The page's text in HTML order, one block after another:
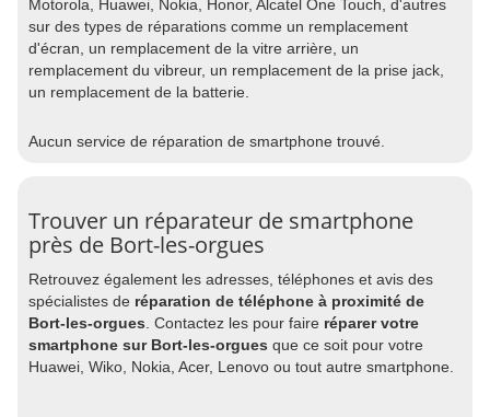
Motorola, Huawei, Nokia, Honor, Alcatel One Touch, d'autres
sur des types de réparations comme un remplacement
d'écran, un remplacement de la vitre arrière, un
remplacement du vibreur, un remplacement de la prise jack,
un remplacement de la batterie.
Aucun service de réparation de smartphone trouvé.
Trouver un réparateur de smartphone
près de Bort-les-orgues
Retrouvez également les adresses, téléphones et avis des
spécialistes de réparation de téléphone à proximité de
Bort-les-orgues . Contactez les pour faire réparer votre
smartphone sur Bort-les-orgues que ce soit pour votre
Huawei, Wiko, Nokia, Acer, Lenovo ou tout autre smartphone.